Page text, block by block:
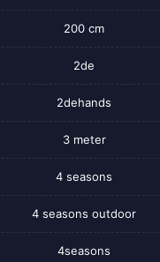
200 cm
2de
2dehands
3 meter
4 seasons
4 seasons outdoor
4seasons